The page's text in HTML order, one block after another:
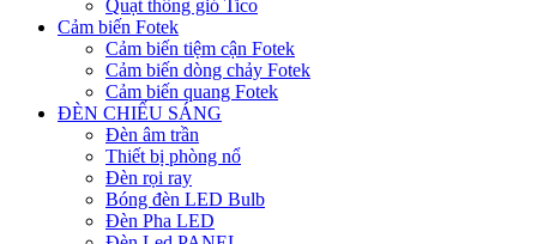
Quạt thông gió Tico
Cảm biến Fotek
Cảm biến tiệm cận Fotek
Cảm biến dòng chảy Fotek
Cảm biến quang Fotek
ĐÈN CHIẾU SÁNG
Đèn âm trần
Thiết bị phòng nổ
Đèn rọi ray
Bóng đèn LED Bulb
Đèn Pha LED